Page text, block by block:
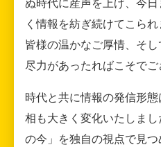
ぬ時代に産声を上げ、今
く情報を紡ぎ続けてこら
皆様の温かなご厚情、そ
尽力があったればこそでご
時代と共に情報の発信形
相も大きく変化いたしま
の今」を独自の視点で見